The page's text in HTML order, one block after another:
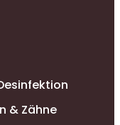
& Zähne